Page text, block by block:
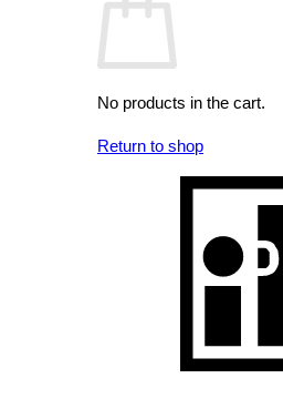
No products in the cart.
Return to shop